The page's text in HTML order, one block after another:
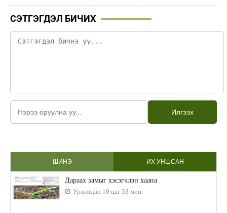
СЭТГЭГДЭЛ БИЧИХ
Илгээх
ШИНЭ ИХ УНШСАН
Дараах замыг хэсэгчлэн хаана
Уржигдар 10 цаг 33 мин